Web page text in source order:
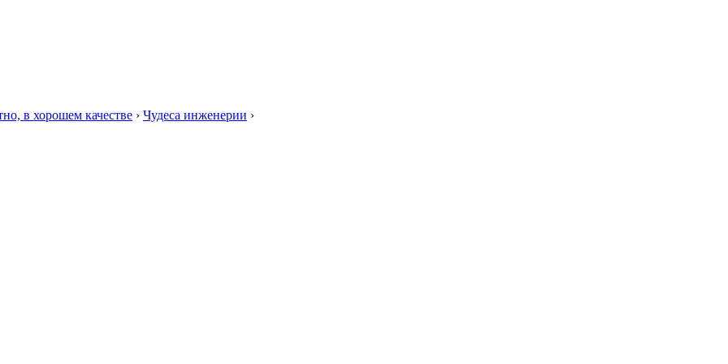
в хорошем качестве › Чудеса инженерии ›